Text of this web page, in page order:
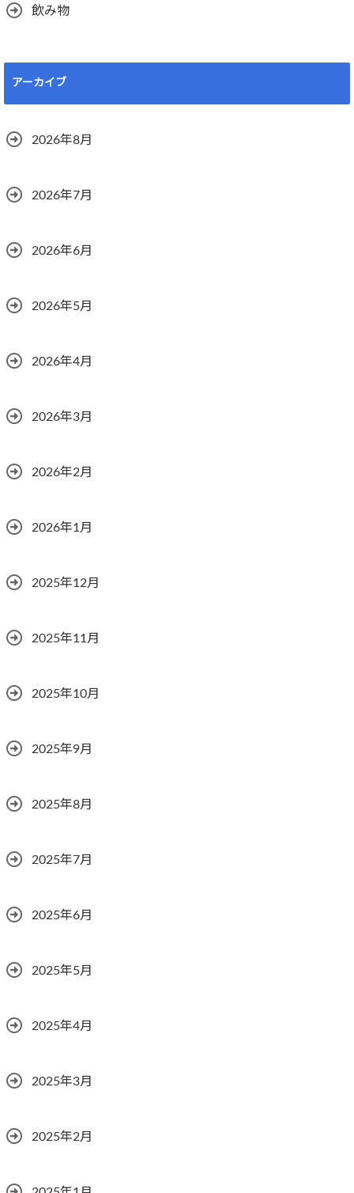
飲み物
アーカイブ
2026年8月
2026年7月
2026年6月
2026年5月
2026年4月
2026年3月
2026年2月
2026年1月
2025年12月
2025年11月
2025年10月
2025年9月
2025年8月
2025年7月
2025年6月
2025年5月
2025年4月
2025年3月
2025年2月